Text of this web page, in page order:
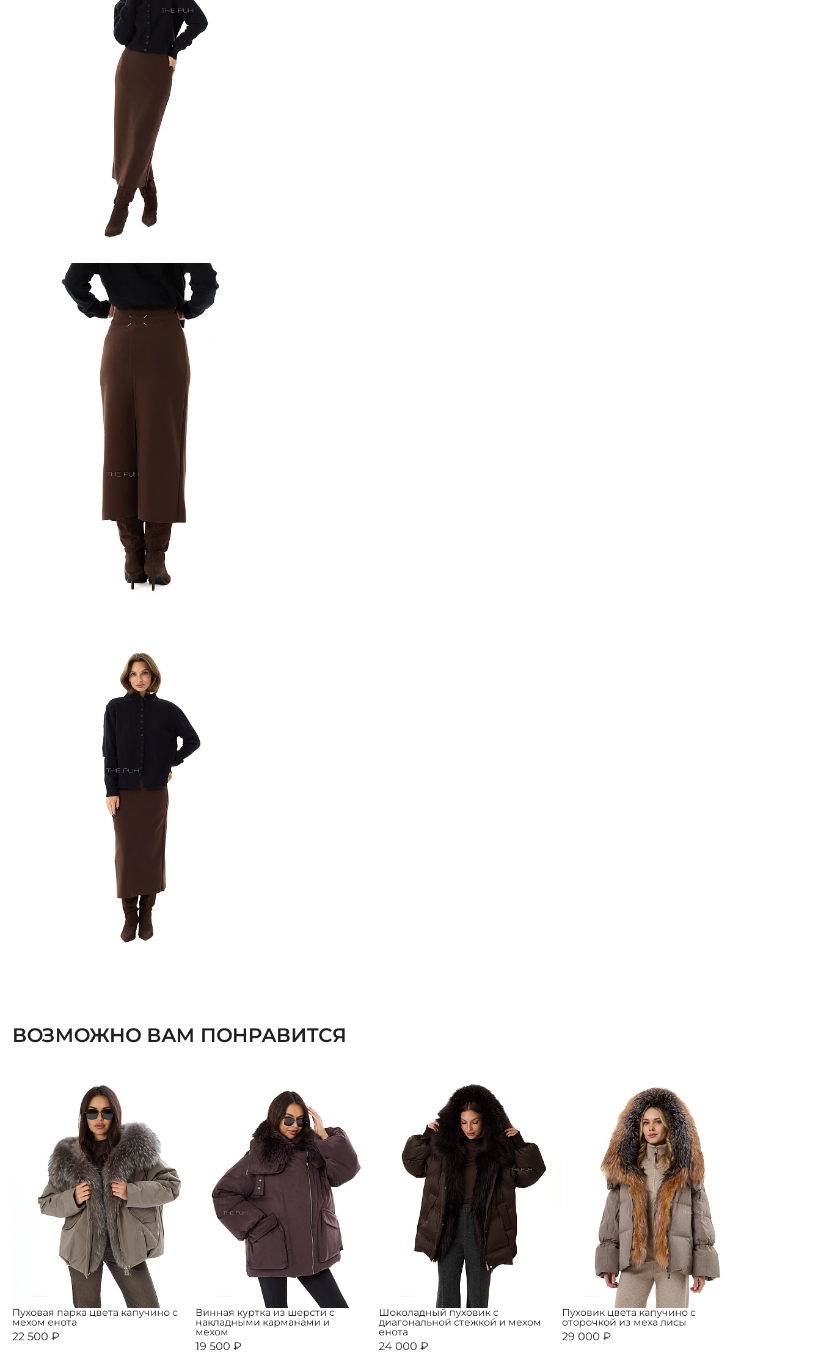
ВОЗМОЖНО ВАМ ПОНРАВИТСЯ
Пуховая парка цвета капучино с
мехом енота
22 500 ₽
Винная куртка из шерсти с
накладными карманами и
мехом
19 500 ₽
Шоколадный пуховик с
диагональной стежкой и мехом
енота
24 000 ₽
Пуховик цвета капучино с
оторочкой из меха лисы
29 000 ₽